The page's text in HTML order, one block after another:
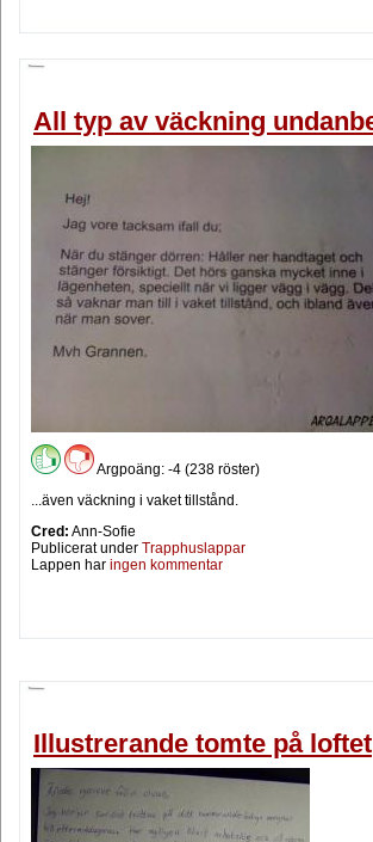
All typ av väckning
Argpoäng: -4 (238 röster)
...även väckning i vaket tillstånd.
Cred: Ann-Sofie
Publicerat under Trapphuslappar
Lappen har ingen kommentar
Illustrerande tomte på loftet